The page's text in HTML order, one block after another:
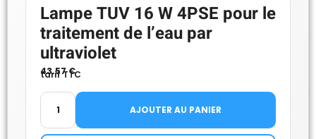
Lampe TUV 16 W 4PSE pour le
traitement de l’eau par
ultraviolet
43.57€
tarif TTC
AJOUTER AU PANIER